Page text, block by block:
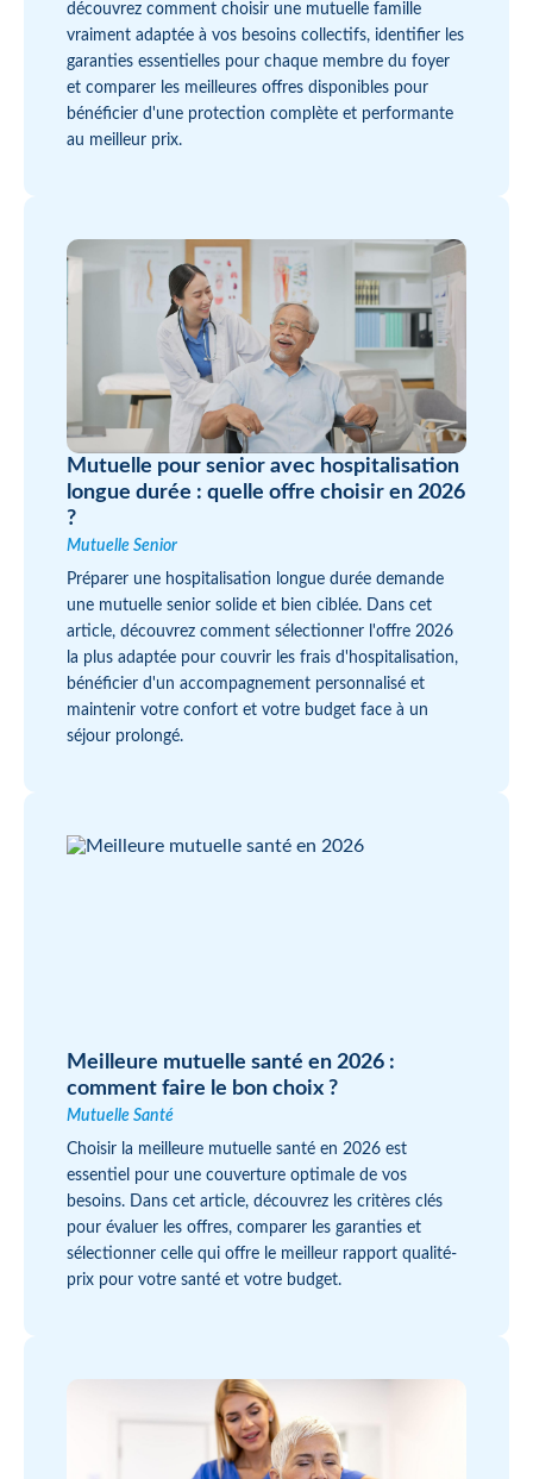
découvrez comment choisir une mutuelle famille
vraiment adaptée à vos besoins collectifs, identifier les
garanties essentielles pour chaque membre du foyer
et comparer les meilleures offres disponibles pour
bénéficier d'une protection complète et performante
au meilleur prix.
Mutuelle pour senior avec hospitalisation
longue durée : quelle offre choisir en 2026
?
Mutuelle Senior
Préparer une hospitalisation longue durée demande
une mutuelle senior solide et bien ciblée. Dans cet
article, découvrez comment sélectionner l'offre 2026
la plus adaptée pour couvrir les frais d'hospitalisation,
bénéficier d'un accompagnement personnalisé et
maintenir votre confort et votre budget face à un
séjour prolongé.
Meilleure mutuelle santé en 2026 :
comment faire le bon choix ?
Mutuelle Santé
Choisir la meilleure mutuelle santé en 2026 est
essentiel pour une couverture optimale de vos
besoins. Dans cet article, découvrez les critères clés
pour évaluer les offres, comparer les garanties et
sélectionner celle qui offre le meilleur rapport qualité-
prix pour votre santé et votre budget.